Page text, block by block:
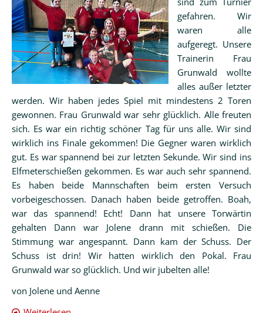
gefahren. Wir
waren alle
aufgeregt. Unsere
Trainerin Frau
Grunwald wollte
alles außer letzter
werden. Wir haben jedes Spiel mit mindestens 2 Toren
gewonnen. Frau Grunwald war sehr glücklich. Alle freuten
sich. Es war ein richtig schöner Tag für uns alle. Wir sind
wirklich ins Finale gekommen! Die Gegner waren wirklich
gut. Es war spannend bei zur letzten Sekunde. Wir sind ins
Elfmeterschießen gekommen. Es war auch sehr spannend.
Es haben beide Mannschaften beim ersten Versuch
vorbeigeschossen. Danach haben beide getroffen. Boah,
war das spannend! Echt! Dann hat unsere Torwärtin
gehalten Dann war Jolene drann mit schießen. Die
Stimmung war angespannt. Dann kam der Schuss. Der
Schuss ist drin! Wir hatten wirklich den Pokal. Frau
Grunwald war so glücklich. Und wir jubelten alle!
von Jolene und Aenne